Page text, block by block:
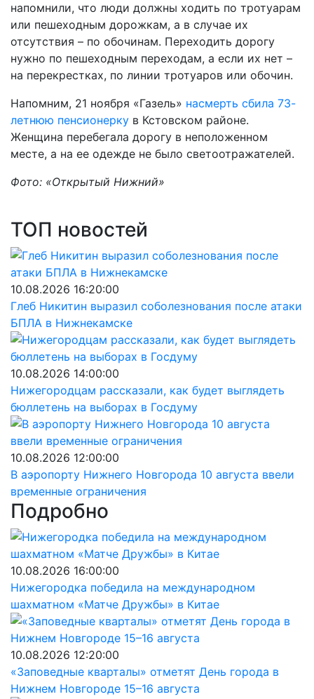
напомнили, что люди должны ходить по тротуарам
или пешеходным дорожкам, а в случае их
отсутствия – по обочинам. Переходить дорогу
нужно по пешеходным переходам, а если их нет –
на перекрестках, по линии тротуаров или обочин.
Напомним, 21 ноября «Газель» насмерть сбила 73-
летнюю пенсионерку в Кстовском районе.
Женщина перебегала дорогу в неположенном
месте, а на ее одежде не было светоотражателей.
Фото: «Открытый Нижний»
ТОП новостей
10.08.2026 16:20:00
Глеб Никитин выразил соболезнования после атаки
БПЛА в Нижнекамске
10.08.2026 14:00:00
Нижегородцам рассказали, как будет выглядеть
бюллетень на выборах в Госдуму
10.08.2026 12:00:00
В аэропорту Нижнего Новгорода 10 августа ввели
временные ограничения
Подробно
10.08.2026 16:00:00
Нижегородка победила на международном
шахматном «Матче Дружбы» в Китае
10.08.2026 12:20:00
«Заповедные кварталы» отметят День города в
Нижнем Новгороде 15–16 августа